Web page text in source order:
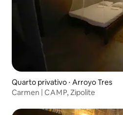
Quarto privativo ⋅ Arroyo Tres
Carmen | C A M P, Zipolite